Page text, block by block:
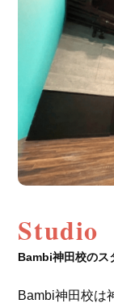
Studio
Bambi神田校のス
Bambi神田校は